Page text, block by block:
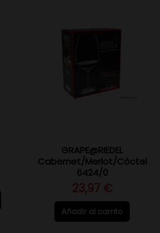
GRAPE@RIEDEL
Cabernet/Merlot/Cóctel
6424/0
23,97 €
Añadir al carrito